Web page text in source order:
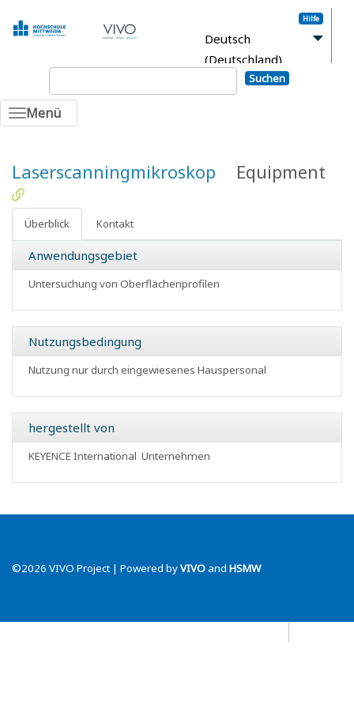
Hilfe
Deutsch
(Deutschland)
Suchen
Menü
Laserscanningmikroskop Equipment
Überblick Kontakt
Anwendungsgebiet
Untersuchung von Oberflächenprofilen
Nutzungsbedingung
Nutzung nur durch eingewiesenes Hauspersonal
hergestellt von
KEYENCE International Unternehmen
©2026 VIVO Project | Powered byVIVOand HSMW